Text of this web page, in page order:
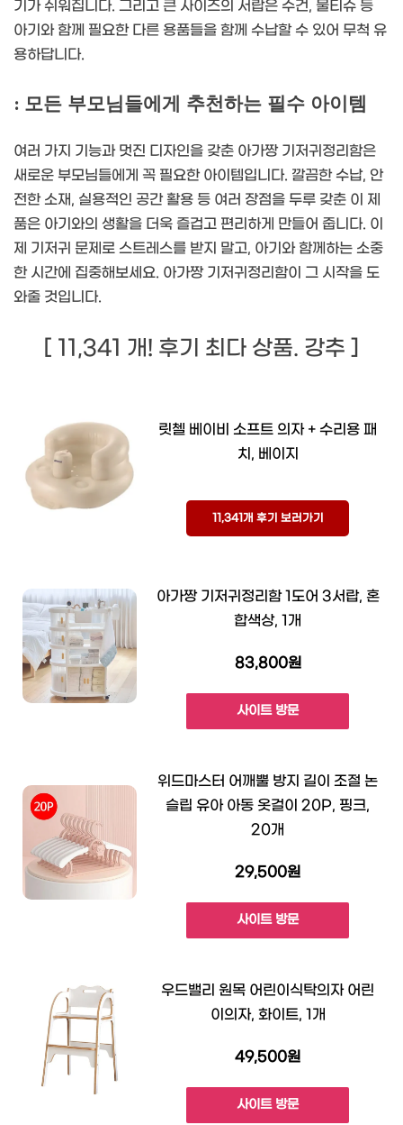
기가 쉬워집니다. 그리고 큰 사이즈의 서랍은 수건, 물티슈 등
아기와 함께 필요한 다른 용품들을 함께 수납할 수 있어 무척 유
용하답니다.
: 모든 부모님들에게 추천하는 필수 아이템
여러 가지 기능과 멋진 디자인을 갖춘 아가짱 기저귀정리함은
새로운 부모님들에게 꼭 필요한 아이템입니다. 깔끔한 수납, 안
전한 소재, 실용적인 공간 활용 등 여러 장점을 두루 갖춘 이 제
품은 아기와의 생활을 더욱 즐겁고 편리하게 만들어 줍니다. 이
제 기저귀 문제로 스트레스를 받지 말고, 아기와 함께하는 소중
한 시간에 집중해보세요. 아가짱 기저귀정리함이 그 시작을 도
와줄 것입니다.
[ 11,341 개! 후기 최다 상품. 강추 ]
릿첼 베이비 소프트 의자 + 수리용 패
치, 베이지
11,341개 후기 보러가기
아가짱 기저귀정리함 1도어 3서랍, 혼
합색상, 1개
83,800원
사이트 방문
위드마스터 어깨뿔 방지 길이 조절 논
슬립 유아 아동 옷걸이 20P, 핑크,
20개
29,500원
사이트 방문
우드밸리 원목 어린이식탁의자 어린
이의자, 화이트, 1개
49,500원
사이트 방문